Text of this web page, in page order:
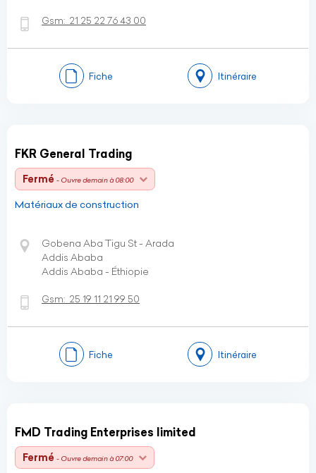
Gsm: 21 25 22 76 43 00
Fiche Itinéraire
FKR General Trading
Fermé - Ouvre demain à 08:00
Matériaux de construction
Gobena Aba Tigu St - Arada
Addis Ababa
Addis Ababa - Éthiopie
Gsm: 25 19 11 21 99 50
Fiche Itinéraire
FMD Trading Enterprises limited
Fermé - Ouvre demain à 07:00